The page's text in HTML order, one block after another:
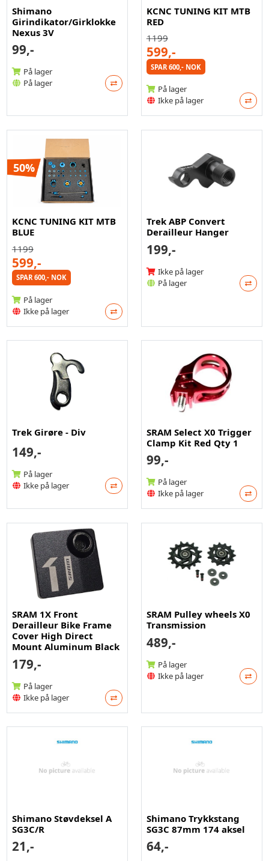
Shimano
Girindikator/Girklokke
Nexus 3V
99,-
På lager
På lager
KCNC TUNING KIT MTB
RED
1199
599,-
SPAR 600,- NOK
På lager
Ikke på lager
50%
KCNC TUNING KIT MTB
BLUE
1199
599,-
SPAR 600,- NOK
På lager
Ikke på lager
Trek ABP Convert
Derailleur Hanger
199,-
Ikke på lager
På lager
Trek Girøre - Div
149,-
På lager
Ikke på lager
SRAM Select X0 Trigger
Clamp Kit Red Qty 1
99,-
På lager
Ikke på lager
SRAM 1X Front
Derailleur Bike Frame
Cover High Direct
Mount Aluminum Black
179,-
På lager
Ikke på lager
SRAM Pulley wheels X0
Transmission
489,-
På lager
Ikke på lager
Shimano Støvdeksel A
SG3C/R
21,-
Shimano Trykkstang
SG3C 87mm 174 aksel
64,-